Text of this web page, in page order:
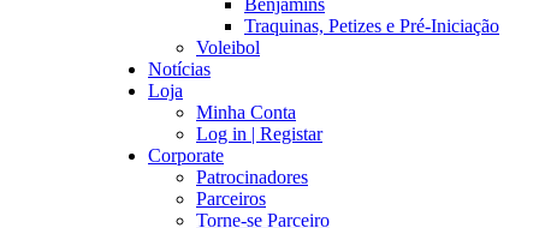
Benjamins
Traquinas, Petizes e Pré-Iniciação
Voleibol
Notícias
Loja
Minha Conta
Log in | Registar
Corporate
Patrocinadores
Parceiros
Torne-se Parceiro